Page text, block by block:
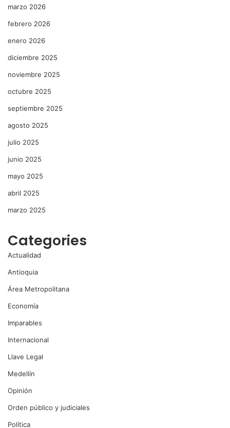
marzo 2026
febrero 2026
enero 2026
diciembre 2025
noviembre 2025
octubre 2025
septiembre 2025
agosto 2025
julio 2025
junio 2025
mayo 2025
abril 2025
marzo 2025
Categories
Actualidad
Antioquia
Área Metropolitana
Economía
Imparables
Internacional
Llave Legal
Medellín
Opinión
Orden público y judiciales
Política